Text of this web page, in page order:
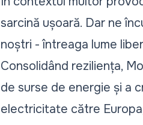
sarcină ușoară. Dar ne
noștri - întreaga lume
Consolidând reziliența,
de surse de energie și a
electricitate către